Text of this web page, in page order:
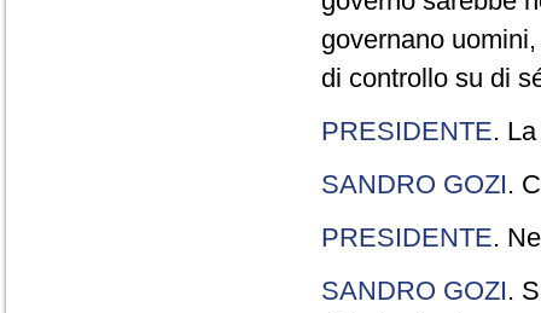
governano
di controllo su di
PRESIDENTE.
SANDRO GOZI.
PRESIDENTE.
SANDRO GOZI.